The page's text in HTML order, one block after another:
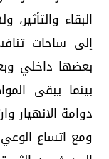
البقاء
إلى ساحات
بعضها داخلي
بينما يبقى
دوامة الانهيار
ومع اتساع